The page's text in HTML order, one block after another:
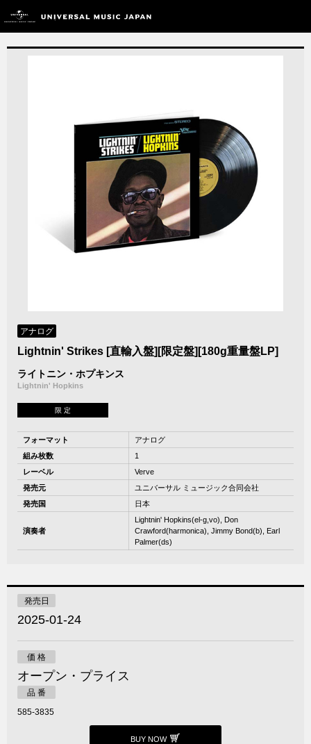
アナログ
Lightnin' Strikes [直輸入盤][限定盤][180g重量盤LP]
ライトニン・ホプキンス
Lightnin' Hopkins
限 定
フォーマット
アナログ
組み枚数
1
レーベル
Verve
発売元
ユニバーサル ミュージック合同会社
発売国
日本
演奏者
Lightnin' Hopkins(el-g,vo), Don
Crawford(harmonica), Jimmy Bond(b), Earl
Palmer(ds)
発売日
2025-01-24
価 格
オープン・プライス
品 番
585-3835
BUY NOW